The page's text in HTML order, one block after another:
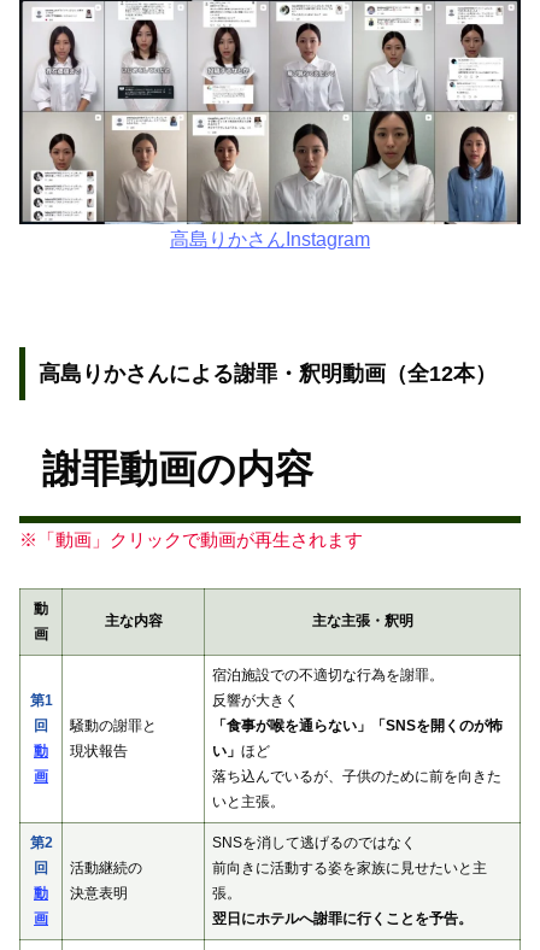
高島りかさんInstagram
高島りかさんによる謝罪・釈明動画（全12本）
謝罪動画の内容
※「動画」クリックで動画が再生されます
動
画
主な内容 主な主張・釈明
第1
回
動
画
騒動の謝罪と
現状報告
宿泊施設での不適切な行為を謝罪。
反響が大きく
「食事が喉を通らない」「SNSを開くのが怖
い」 ほど
落ち込んでいるが、子供のために前を向きた
いと主張。
第2
回
動
画
活動継続の
決意表明
SNSを消して逃げるのではなく
前向きに活動する姿を家族に見せたいと主
張。
翌日にホテルへ謝罪に行くことを予告。